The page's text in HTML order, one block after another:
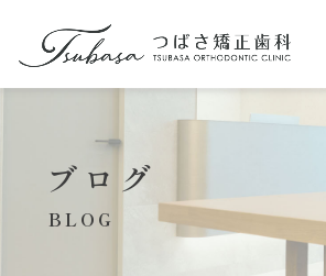
ホーム
クリニック紹介
診療案内
ブログ
BLOG